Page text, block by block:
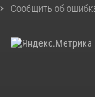
Сообщить об